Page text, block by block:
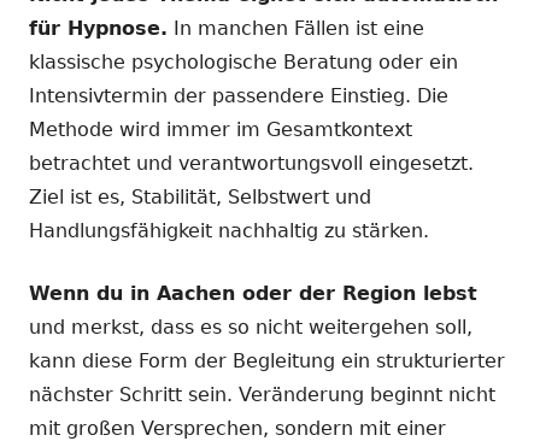
für Hypnose. In manchen Fällen ist eine
klassische psychologische Beratung oder ein
Intensivtermin der passendere Einstieg. Die
Methode wird immer im Gesamtkontext
betrachtet und verantwortungsvoll eingesetzt.
Ziel ist es, Stabilität, Selbstwert und
Handlungsfähigkeit nachhaltig zu stärken.
Wenn du in Aachen oder der Region lebst
und merkst, dass es so nicht weitergehen soll,
kann diese Form der Begleitung ein strukturierter
nächster Schritt sein. Veränderung beginnt nicht
mit großen Versprechen, sondern mit einer